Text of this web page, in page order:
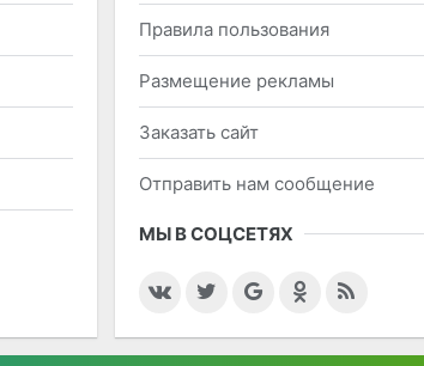
Правила пользования
Размещение рекламы
Заказать сайт
Отправить нам сообщение
МЫ В СОЦСЕТЯХ